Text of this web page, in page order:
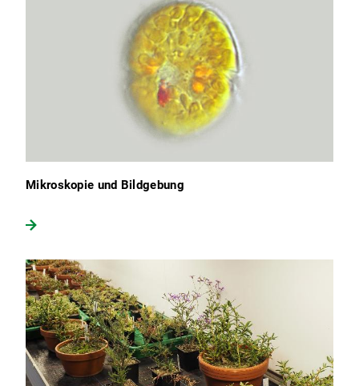
Mikroskopie und Bildgebung